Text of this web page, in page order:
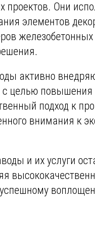
проектов. Они
элементов
активно
с целью
подход к
внимания к
и их услуги